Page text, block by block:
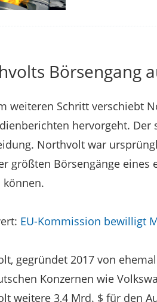
Börsengang
weiteren Schritt verschiebt
hervorgeht.
Northvolt war
größten Börsengänge
können.
EU-Kommission bewilligt
gegründet 2017 von
Konzernen wie
weitere 3,4 Mrd. $ für den